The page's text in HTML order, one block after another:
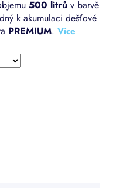
500 litrů v barvě
k akumulaci dešťové
PREMIUM.